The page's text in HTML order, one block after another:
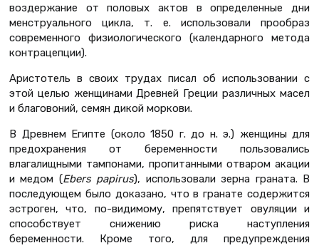
воздержание от половых актов в определенные дни
менструального цикла, т. е. использовали прообраз
современного физиологического (календарного метода
контрацепции).
Аристотель в своих трудах писал об использовании с
этой целью женщинами Древней Греции различных масел
и благовоний, семян дикой моркови.
В Древнем Египте (около 1850 г. до н. э.) женщины для
предохранения от беременности пользовались
влагалищными тампонами, пропитанными отваром акации
и медом (Ebers papirus), использовали зерна граната. В
последующем было доказано, что в гранате содержится
эстроген, что, по-видимому, препятствует овуляции и
способствует снижению риска наступления
беременности. Кроме того, для предупреждения